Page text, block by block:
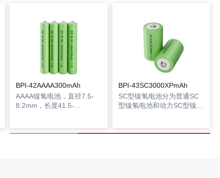
BPI-42AAAA300mAh
AAAA镍氢电池，直径7.5-
8.2mm，长度41.5-
备专用，小体积蕴藏大能
BPI-43SC3000XPmAh
SC型镍氢电池分为普通SC
型镍氢电池和动力SC型镍氢
高度41.5-43.0mm，半径